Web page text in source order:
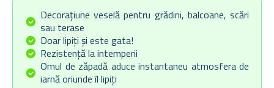
Decorațiune veselă pentru grădini, balcoane, scări
sau terase
Doar lipiți și este gata!
Rezistență la intemperii
Omul de zăpadă aduce instantaneu atmosfera de
iarnă oriunde îl lipiți